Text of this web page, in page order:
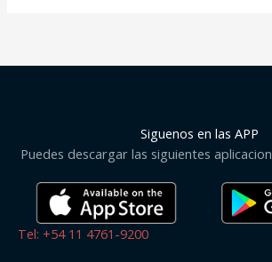
Siguenos en las APP
Puedes descargar las siguientes
Tel: +54 11 4761-9200